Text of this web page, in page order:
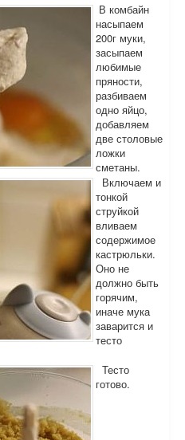
В комбайн
насыпаем
200г муки,
засыпаем
любимые
пряности,
разбиваем
одно яйцо,
добавляем
две столовые
ложки
сметаны.
Включаем и
тонкой
струйкой
вливаем
содержимое
кастрюльки.
Оно не
должно быть
горячим,
иначе мука
заварится и
тесто
Тесто
готово.